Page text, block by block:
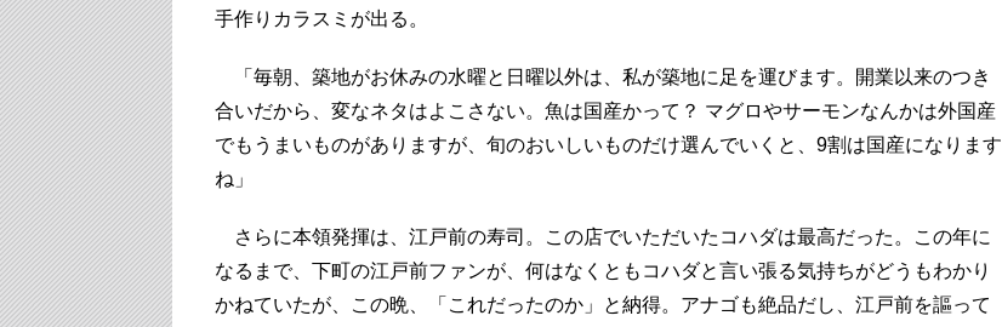
手作りカラスミが出る。
「毎朝、築地がお休みの水曜と日曜以外は、私が築地に足を運びます。開業以来のつき
合いだから、変なネタはよこさない。魚は国産かって？ マグロやサーモンなんかは外国産
でもうまいものがありますが、旬のおいしいものだけ選んでいくと、9割は国産になります
ね」
さらに本領発揮は、江戸前の寿司。この店でいただいたコハダは最高だった。この年に
なるまで、下町の江戸前ファンが、何はなくともコハダと言い張る気持ちがどうもわかり
かねていたが、この晩、「これだったのか」と納得。アナゴも絶品だし、江戸前を謳って